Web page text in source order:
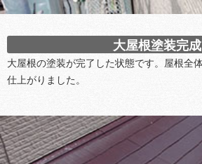
大屋根塗装完成
大屋根の塗装が完了した状態です。屋根全
仕上がりました。